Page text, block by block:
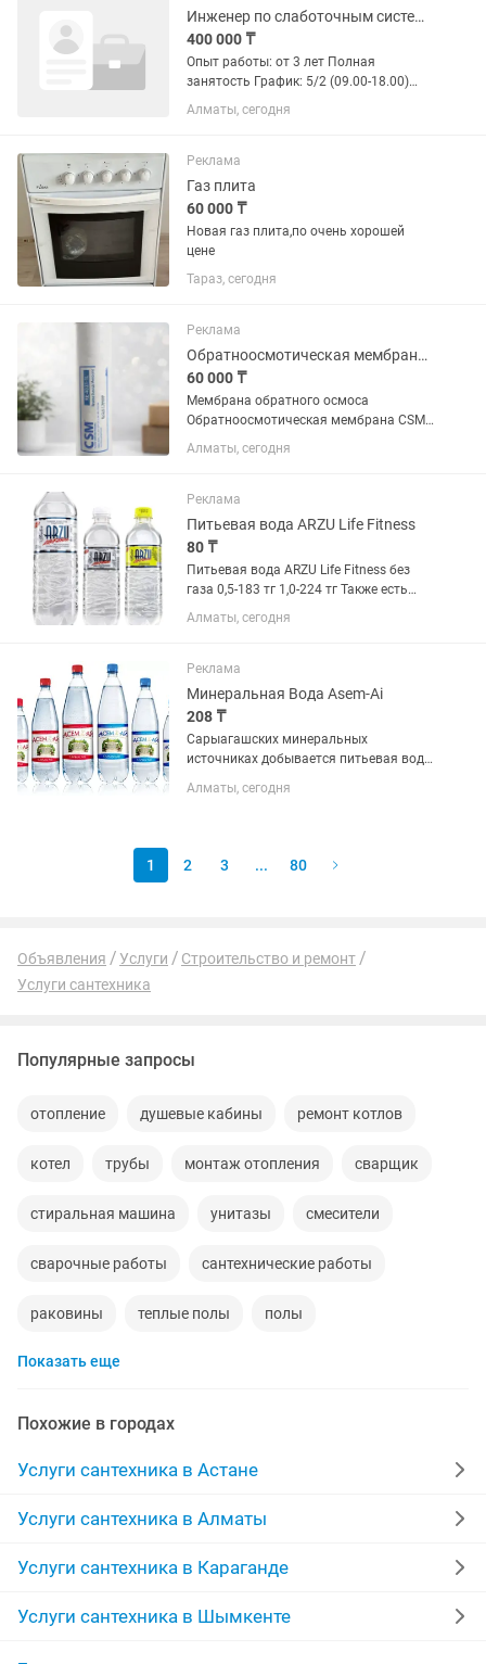
Инженер по слаботочным системам
400 000 ₸
Опыт работы: от 3 лет Полная
занятость График: 5/2 (09.00-18.00)
Рабочие часы: 8 Формат работы:
разъездной Оклад от 400.000 на руки
Составление ком.предложений...
Алматы, сегодня
Реклама
Газ плита
60 000 ₸
Новая газ плита,по очень хорошей
цене
Тараз, сегодня
Реклама
Обратноосмотическая мембрана CSM RE4040-BLN
60 000 ₸
Мембрана обратного осмоса
Обратноосмотическая мембрана CSM
RE4040-BLN (новая, в упаковке)
Описание: Продаётся промышленная
RE4040-BLN. - Состояние: абсолютно
новая, в...
Алматы, сегодня
Реклама
Питьевая вода ARZU Life Fitness
80 ₸
Питьевая вода ARZU Life Fitness без
газа 0,5-183 тг 1,0-224 тг Также есть
Лимонная вода 0.5 Яблоко Персик
Земляника Цена 0.5-208 При закупке
скидка 0.5 до 80 тг и...
Алматы, сегодня
Реклама
Минеральная Вода Asem-Ai
208 ₸
Сарыагашских минеральных
источниках добывается питьевая вода
минеральной воды находится на
природную чистоту...
Алматы, сегодня
1 2 3 ... 80
Объявления Услуги
Строительство и ремонт
Услуги сантехника
Популярные запросы
отопление душевые кабины ремонт котлов
котел трубы монтаж отопления сварщик
стиральная машина унитазы смесители
сварочные работы сантехнические работы
раковины теплые полы полы
радиаторы отопления
плотник установка теплого пола
электрик на дом откачка септика
алмазное сверление ремонт газовых котлов
выходные траншеи душевые кабинки
Показать еще
Похожие в городах
Услуги сантехника в Астане
Услуги сантехника в Алматы
Услуги сантехника в Караганде
Услуги сантехника в Шымкенте